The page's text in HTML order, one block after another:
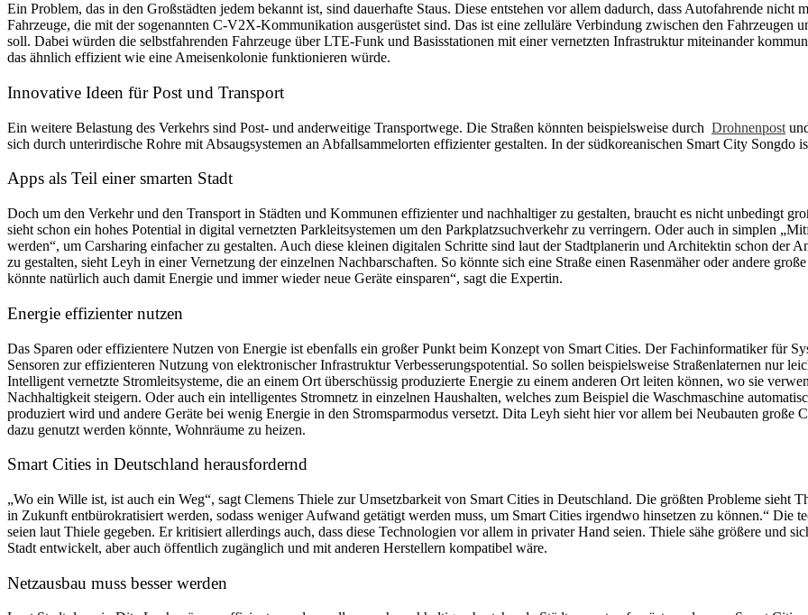
Ein Problem, das in den Großstädten jedem bekannt ist, sind dauerhafte Staus. Diese entstehen vor allem dadurch, dass Autofahrende
Fahrzeuge, die mit der sogenannten C-V2X-Kommunikation ausgerüstet sind. Das ist eine zelluläre Verbindung zwischen den Fahrzeugen
soll. Dabei würden die selbstfahrenden Fahrzeuge über LTE-Funk und Basisstationen mit einer vernetzten Infrastruktur miteinander
das ähnlich effizient wie eine Ameisenkolonie funktionieren würde.
Innovative Ideen für Post und Transport
Ein weitere Belastung des Verkehrs sind Post- und anderweitige Transportwege. Die Straßen könnten beispielsweise durch Drohnenpost
sich durch unterirdische Rohre mit Absaugsystemen an Abfallsammelorten effizienter gestalten. In der südkoreanischen Smart City Songdo
Apps als Teil einer smarten Stadt
Doch um den Verkehr und den Transport in Städten und Kommunen effizienter und nachhaltiger zu gestalten, braucht es nicht unbedingt
sieht schon ein hohes Potential in digital vernetzten Parkleitsystemen um den Parkplatzsuchverkehr zu verringern. Oder auch in simplen
werden“, um Carsharing einfacher zu gestalten. Auch diese kleinen digitalen Schritte sind laut der Stadtplanerin und Architektin schon der
zu gestalten, sieht Leyh in einer Vernetzung der einzelnen Nachbarschaften. So könnte sich eine Straße einen Rasenmäher oder andere
könnte natürlich auch damit Energie und immer wieder neue Geräte einsparen“, sagt die Expertin.
Energie effizienter nutzen
Das Sparen oder effizientere Nutzen von Energie ist ebenfalls ein großer Punkt beim Konzept von Smart Cities. Der Fachinformatiker für
Sensoren zur effizienteren Nutzung von elektronischer Infrastruktur Verbesserungspotential. So sollen beispielsweise Straßenlaternen nur
Intelligent vernetzte Stromleitsysteme, die an einem Ort überschüssig produzierte Energie zu einem anderen Ort leiten können, wo sie
Nachhaltigkeit steigern. Oder auch ein intelligentes Stromnetz in einzelnen Haushalten, welches zum Beispiel die Waschmaschine
produziert wird und andere Geräte bei wenig Energie in den Stromsparmodus versetzt. Dita Leyh sieht hier vor allem bei Neubauten große
dazu genutzt werden könnte, Wohnräume zu heizen.
Smart Cities in Deutschland herausfordernd
„Wo ein Wille ist, ist auch ein Weg“, sagt Clemens Thiele zur Umsetzbarkeit von Smart Cities in Deutschland. Die größten Probleme sieht
in Zukunft entbürokratisiert werden, sodass weniger Aufwand getätigt werden muss, um Smart Cities irgendwo hinsetzen zu können.“ Die
seien laut Thiele gegeben. Er kritisiert allerdings auch, dass diese Technologien vor allem in privater Hand seien. Thiele sähe größere und
Stadt entwickelt, aber auch öffentlich zugänglich und mit anderen Herstellern kompatibel wäre.
Netzausbau muss besser werden